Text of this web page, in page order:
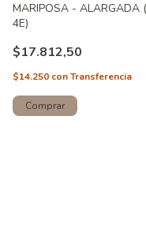
MARIPOSA - ALARGADA
4E)
$17.812,50
$14.250 conTransferencia
Comprar